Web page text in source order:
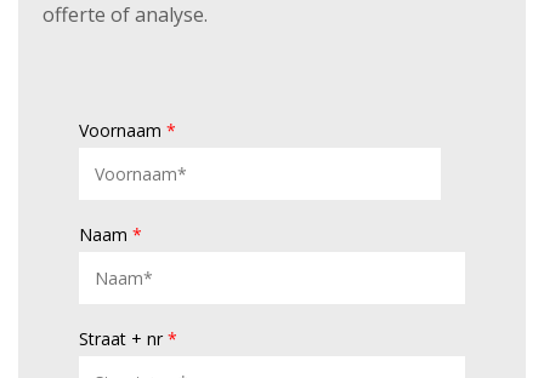
offerte of analyse.
Voornaam*
Naam*
Straat + nr*